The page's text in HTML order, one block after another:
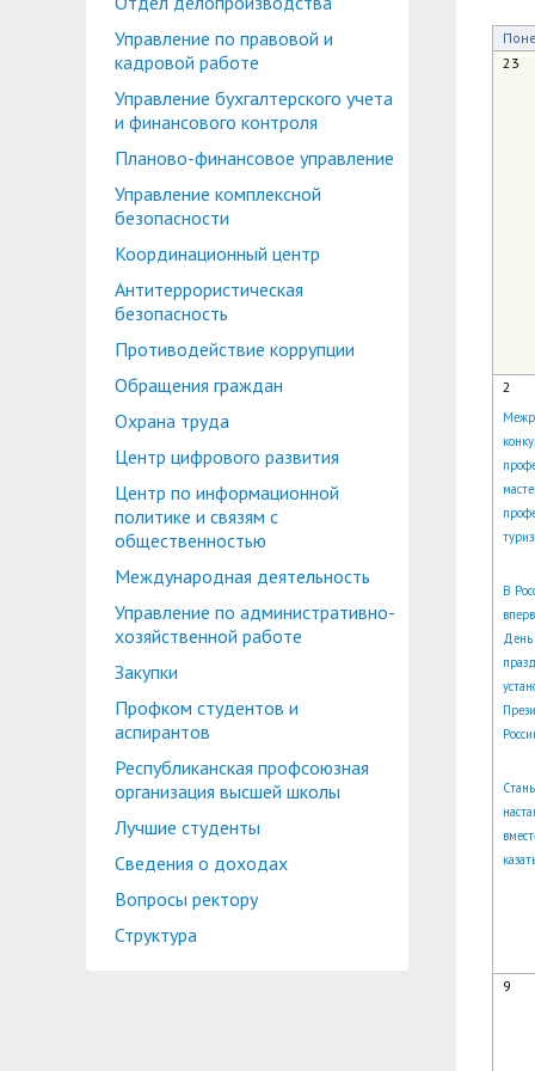
Планово-финансовое управление
Координационный центр
Противодействие коррупции
Охрана труда
Центр по информационной политике и
Управление по административно-
Профком студентов и аспирантов
Лучшие студенты
Вопросы ректору
Центр карьеры
Консультационный центр поддержки
Учебно-тренинговый центр
Центр тестирования иностранных граждан
Центр русского языка как иностранного
Образовательный модуль «Обучение
Управление по правовой и
кадровой работе
Управление бухгалтерского учета
и финансового контроля
Планово-финансовое управление
Управление комплексной
безопасности
Координационный центр
Антитеррористическая
безопасность
Противодействие коррупции
Обращения граждан
Охрана труда
Центр цифрового развития
Центр по информационной
политике и связям с
общественностью
Международная деятельность
Управление по административно-
хозяйственной работе
Закупки
Профком студентов и
аспирантов
Республиканская профсоюзная
организация высшей школы
Лучшие студенты
Сведения о доходах
Вопросы ректору
Структура
23
2
В
День
9